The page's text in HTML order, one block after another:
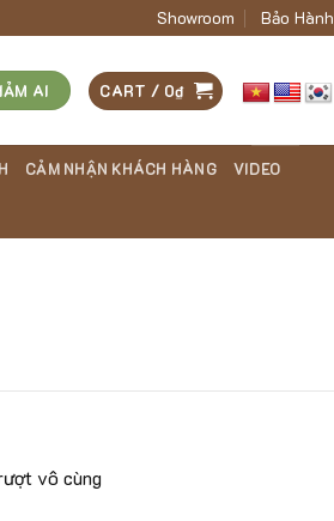
Showroom Bảo Hành
AI CART / 0₫
CẢM NHẬN KHÁCH HÀNG VIDEO
vô cùng